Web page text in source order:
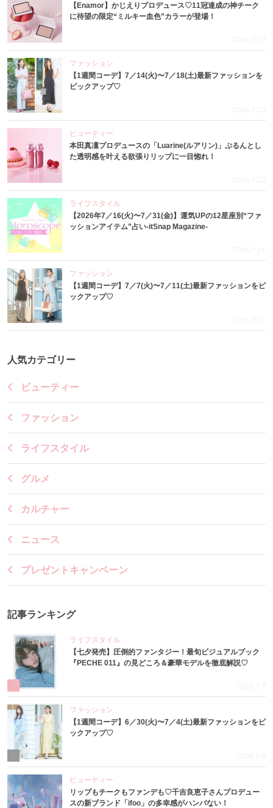
【Enamor】かじえりプロデュース♡11冠達成の神チーク
に待望の限定“ミルキー血色”カラーが登場！
2026.7.27
ファッション
【1週間コーデ】7／14(火)〜7／18(土)最新ファッションを
ピックアップ♡
2026.7.23
ビューティー
本田真凜プロデュースの「Luarine(ルアリン)」ぷるんとし
た透明感を叶える欲張りリップに一目惚れ！
2026.7.22
ライフスタイル
【2026年7／16(火)〜7／31(金)】運気UPの12星座別“ファ
ッションアイテム”占い-itSnap Magazine-
2026.7.16
ファッション
【1週間コーデ】7／7(火)〜7／11(土)最新ファッションをピ
ックアップ♡
2026.7.15
人気カテゴリー
ビューティー
ファッション
ライフスタイル
グルメ
カルチャー
ニュース
プレゼントキャンペーン
記事ランキング
ライフスタイル
【七夕発売】圧倒的ファンタジー！最旬ビジュアルブック
『PECHE 011』の見どころ＆豪華モデルを徹底解説♡
2026.7.7
ファッション
【1週間コーデ】6／30(火)〜7／4(土)最新ファッションをピ
ックアップ♡
2026.7.8
ビューティー
リップもチークもファンデも♡千吉良恵子さんプロデュー
スの新ブランド「ifoo」の多幸感がハンパない！